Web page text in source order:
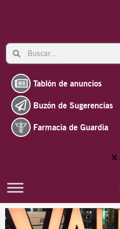
Search Search
Tablón de anuncios
Buzón de Sugerencias
Farmacia de Guardia